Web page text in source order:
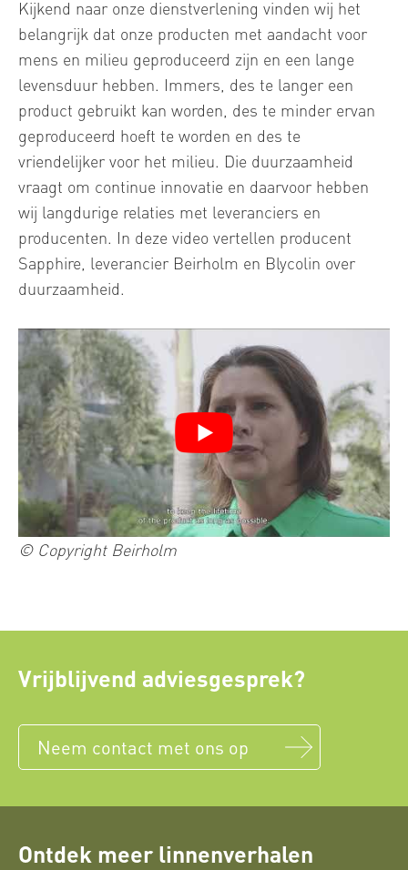
Kijkend naar onze dienstverlening vinden wij het
belangrijk dat onze producten met aandacht voor
mens en milieu geproduceerd zijn en een lange
levensduur hebben. Immers, des te langer een
product gebruikt kan worden, des te minder ervan
geproduceerd hoeft te worden en des te
vriendelijker voor het milieu. Die duurzaamheid
vraagt om continue innovatie en daarvoor hebben
wij langdurige relaties met leveranciers en
producenten. In deze video vertellen producent
Sapphire, leverancier Beirholm en Blycolin over
duurzaamheid.
© Copyright Beirholm
Vrijblijvend adviesgesprek?
Neem contact met ons op
Ontdek meer linnenverhalen